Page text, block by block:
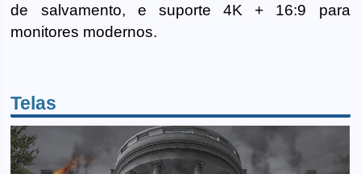
de salvamento, e suporte 4K + 16:9 para
monitores modernos.
Telas